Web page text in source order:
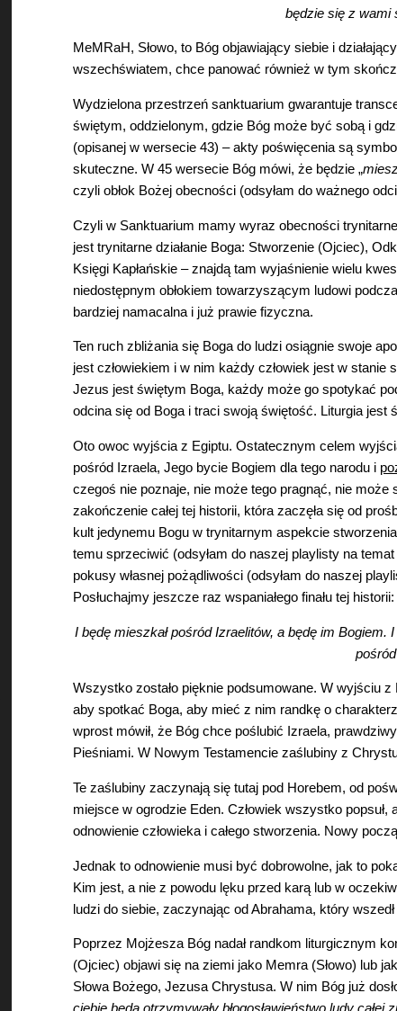
będzie się z wami
MeMRaH, Słowo, to Bóg objawiający siebie i
wszechświatem, chce panować również w tym
Wydzielona przestrzeń sanktuarium gwarantuje
świętym, oddzielonym, gdzie Bóg może być sobą i
(opisanej w wersecie 43) – akty poświęcenia są
skuteczne. W 45 wersecie Bóg mówi, że będzie „
czyli obłok Bożej obecności (odsyłam do ważnego
Czyli w Sanktuarium mamy wyraz obecności
jest trynitarne działanie Boga: Stworzenie (Ojciec),
Księgi Kapłańskie – znajdą tam wyjaśnienie wielu
niedostępnym obłokiem towarzyszącym ludowi
bardziej namacalna i już prawie fizyczna.
Ten ruch zbliżania się Boga do ludzi osiągnie swoje
jest człowiekiem i w nim każdy człowiek jest w
Jezus jest świętym Boga, każdy może go spotykać
odcina się od Boga i traci swoją świętość. Liturgia
Oto owoc wyjścia z Egiptu. Ostatecznym celem
pośród Izraela, Jego bycie Bogiem dla tego narodu i
czegoś nie poznaje, nie może tego pragnąć, nie
zakończenie całej tej historii, która zaczęła się od
kult jedynemu Bogu w trynitarnym aspekcie
temu sprzeciwić (odsyłam do naszej playlisty na
pokusy własnej pożądliwości (odsyłam do naszej
Posłuchajmy jeszcze raz wspaniałego finału tej historii:
I będę mieszkał pośród Izraelitów, a będę im
Wszystko zostało pięknie podsumowane. W wyjściu
aby spotkać Boga, aby mieć z nim randkę o
wprost mówił, że Bóg chce poślubić Izraela,
Pieśniami. W Nowym Testamencie zaślubiny z
Te zaślubiny zaczynają się tutaj pod Horebem, od
miejsce w ogrodzie Eden. Człowiek wszystko
odnowienie człowieka i całego stworzenia. Nowy
Jednak to odnowienie musi być dobrowolne, jak to
Kim jest, a nie z powodu lęku przed karą lub w
ludzi do siebie, zaczynając od Abrahama, który
Poprzez Mojżesza Bóg nadał randkom liturgicznym
(Ojciec) objawi się na ziemi jako Memra (Słowo) lub
Słowa Bożego, Jezusa Chrystusa. W nim Bóg już